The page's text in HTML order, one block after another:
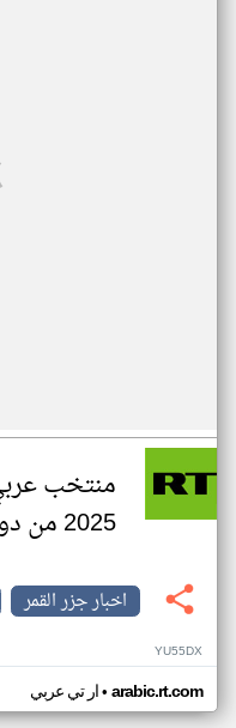
منتخب
2025 من دور المجموعات
اخبار جزر القمر
YU55DX
ار تي عربي• arabic.rt.com